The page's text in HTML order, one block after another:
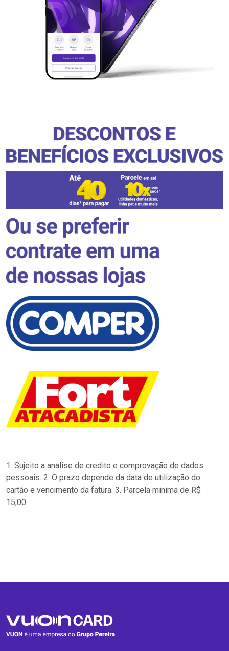
1. Sujeito a analise de credito e comprovação de dados
pessoais. 2. O prazo depende da data de utilização do
cartão e vencimento da fatura. 3. Parcela minima de R$
15,00.